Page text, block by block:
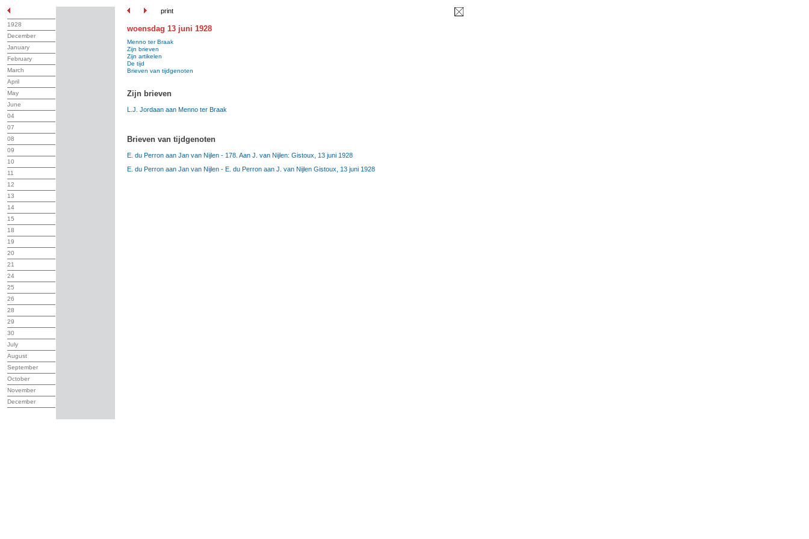
print
1928
December
January
February
March
April
May
June
04
07
08
09
10
11
12
13
14
15
18
19
20
21
24
25
26
28
29
30
July
August
September
October
November
December
woensdag 13 juni 1928
Menno ter Braak
Zijn brieven
Zijn artikelen
De tijd
Brieven van tijdgenoten
Zijn brieven
L.J. Jordaan aan Menno ter Braak
Brieven van tijdgenoten
E. du Perron aan Jan van Nijlen - 178. Aan J. van Nijlen: Gistoux, 13 juni 1928
E. du Perron aan Jan van Nijlen - E. du Perron aan J. van Nijlen Gistoux, 13 juni 1928